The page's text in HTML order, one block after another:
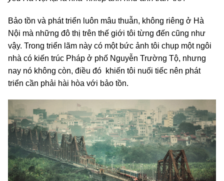
Bảo tồn và phát triển luôn mâu thuẫn, không riêng ở Hà
Nội mà những đô thị trên thế giới tôi từng đến cũng như
vậy. Trong triển lãm này có một bức ảnh tôi chụp một ngôi
nhà có kiến trúc Pháp ở phố Nguyễn Trường Tộ, nhưng
nay nó không còn, điều đó khiến tôi nuối tiếc nên phát
triển cần phải hài hòa với bảo tồn.